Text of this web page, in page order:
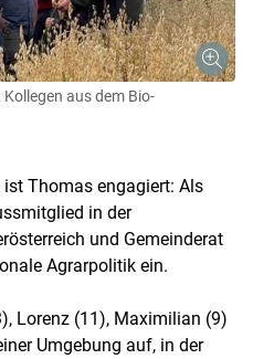
aus dem Bio-
Thomas engagiert: Als
in der
und Gemeinderat
Agrarpolitik ein.
Lorenz (11), Maximilian (9)
Umgebung auf, in der